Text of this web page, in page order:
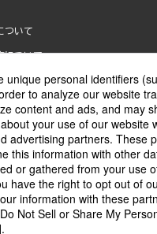
ついて
について
るサイトでは、利便性向上のた